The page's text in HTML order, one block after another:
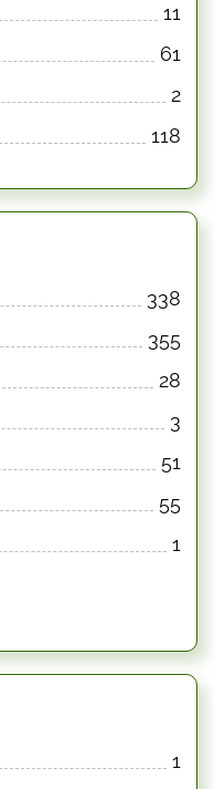
11
61
2
118
338
355
28
3
51
55
1
1